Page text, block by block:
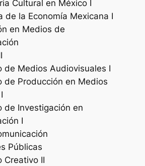
Cultural en México I
de la Economía Mexicana I
en Medios de
de Medios Audiovisuales I
de Producción en Medios
de Investigación en
I
Públicas
Creativo II